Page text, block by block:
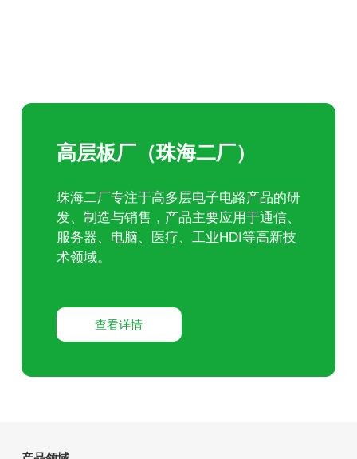
高层板厂（珠海二厂）
珠海二厂专注于高多层电子电路产品的研
发、制造与销售，产品主要应用于通信、
服务器、电脑、医疗、工业HDI等高新技
术领域。
查看详情